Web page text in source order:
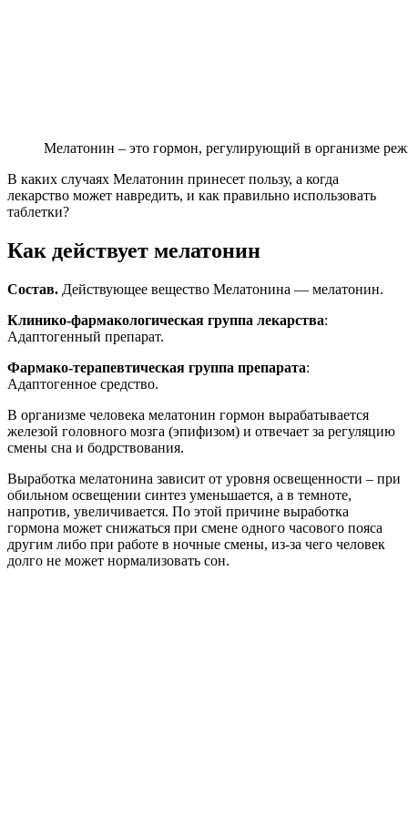
Мелатонин – это гормон, регулирующий в организме
В каких случаях Мелатонин принесет пользу, а когда
лекарство может навредить, и как правильно использовать
таблетки?
Как действует мелатонин
Состав. Действующее вещество Мелатонина — мелатонин.
Клинико-фармакологическая группа лекарства:
Адаптогенный препарат.
Фармако-терапевтическая группа препарата:
Адаптогенное средство.
В организме человека мелатонин гормон вырабатывается
железой головного мозга (эпифизом) и отвечает за регуляцию
смены сна и бодрствования.
Выработка мелатонина зависит от уровня освещенности – при
обильном освещении синтез уменьшается, а в темноте,
напротив, увеличивается. По этой причине выработка
гормона может снижаться при смене одного часового пояса
другим либо при работе в ночные смены, из-за чего человек
долго не может нормализовать сон.